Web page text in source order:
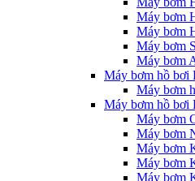
Máy bơm
Máy bơm
Máy bơm
Máy bơm
Máy bơm hồ bơi
Máy bơm
Máy bơm hồ bơi
Máy bơm
Máy bơm
Máy bơm
Máy bơm
Máy bơm